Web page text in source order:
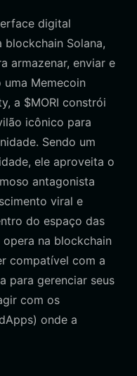
digital
Solana,
armazenar, enviar e
uma Memecoin
a $MORI constrói
icônico para
Sendo um
ele aproveita o
antagonista
viral e
do espaço das
na blockchain
compatível com a
para gerenciar seus
com os
onde a